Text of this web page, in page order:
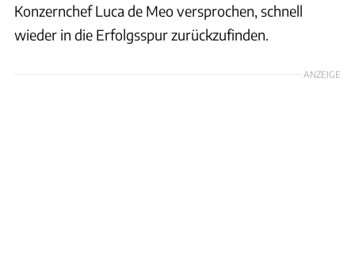
Konzernchef Luca de Meo versprochen, schnell
wieder in die Erfolgsspur zurückzufinden.
ANZEIGE